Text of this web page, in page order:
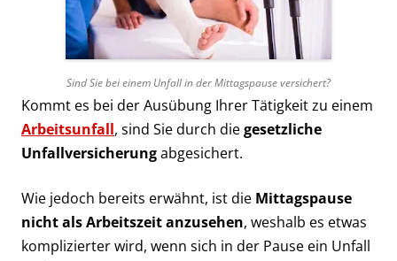
Sind Sie bei einem Unfall in der Mittagspause versichert?
Kommt es bei der Ausübung Ihrer Tätigkeit zu einem
Arbeitsunfall, sind Sie durch diegesetzliche
Unfallversicherungabgesichert.
Wie jedoch bereits erwähnt, ist die Mittagspause
nicht als Arbeitszeit anzusehen, weshalb es etwas
komplizierter wird, wenn sich in der Pause ein Unfall